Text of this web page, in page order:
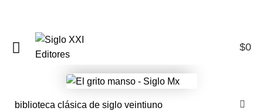
$0
biblioteca clásica de siglo veintiuno